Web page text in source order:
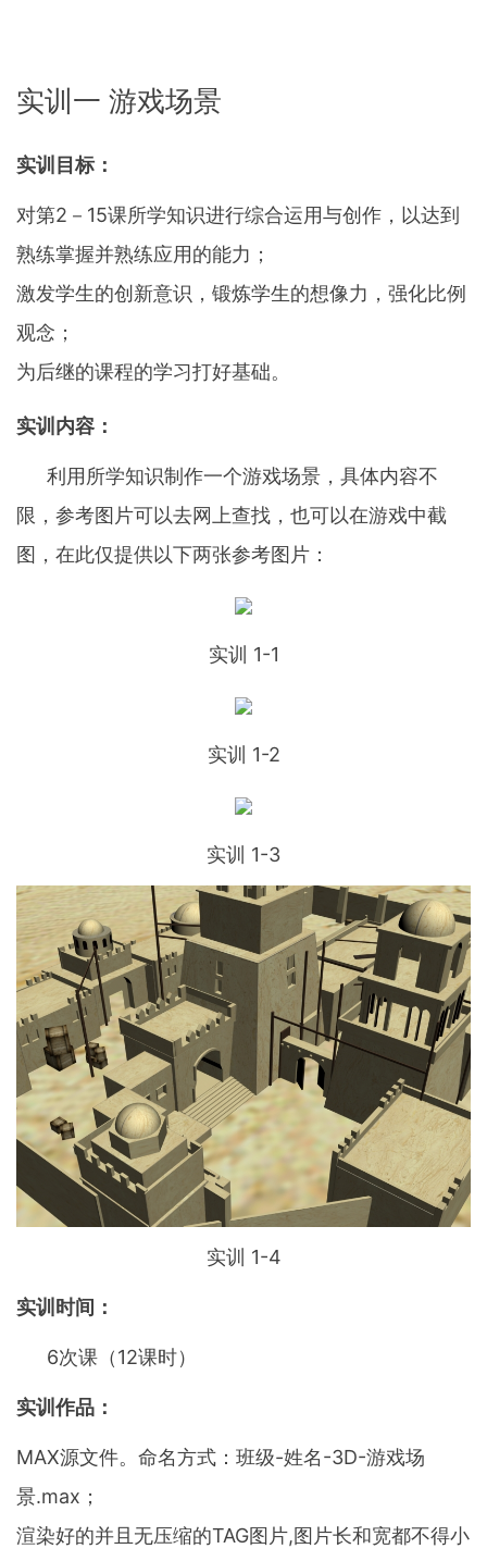
实训一 游戏场景
实训目标：
对第2－15课所学知识进行综合运用与创作，以达到
熟练掌握并熟练应用的能力；
激发学生的创新意识，锻炼学生的想像力，强化比例
观念；
为后继的课程的学习打好基础。
实训内容：
利用所学知识制作一个游戏场景，具体内容不
限，参考图片可以去网上查找，也可以在游戏中截
图，在此仅提供以下两张参考图片：
实训 1-1
实训 1-2
实训 1-3
实训 1-4
实训时间：
6次课（12课时）
实训作品：
MAX源文件。命名方式：班级-姓名-3D-游戏场
景.max；
渲染好的并且无压缩的TAG图片,图片长和宽都不得小